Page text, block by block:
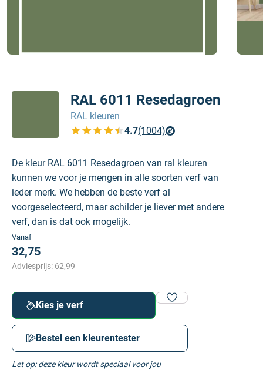
RAL 6011 Resedagroen
RAL kleuren
4.7(1004)
Bekijk de verfplaza beoordelingen
De kleur RAL 6011 Resedagroen van ral kleuren
kunnen we voor je mengen in alle soorten verf van
ieder merk. We hebben de beste verf al
voorgeselecteerd, maar schilder je liever met andere
verf, dan is dat ook mogelijk.
Vanaf
32,75
Adviesprijs: 62,99
Kies je verf
Bestel een kleurentester
Let op: deze kleur wordt speciaal voor jou